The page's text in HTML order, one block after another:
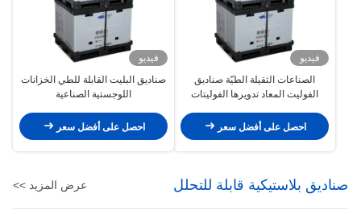
فيديو
الصناعات الثقيلة الطيّة صناديق
الفوليت المعاد تدويرها الفوليتات
للتراص مع حمولة ثابتة 1 طن
احصل على أفضل سعر
فيديو
صناديق البليت القابلة للطي الخزانات
اللوجستية الصناعية
احصل على أفضل سعر
صناديق بلاستيكية قابلة للتحلل عرض المزيد >>